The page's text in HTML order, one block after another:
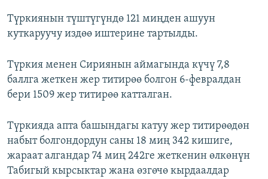
Түркиянын түштүгүндө 121 миңден ашуун
куткаруучу издөө иштерине тартылды.
Түркия менен Сириянын аймагында күчү 7,8
баллга жеткен жер титирөө болгон 6-февралдан
бери 1509 жер титирөө катталган.
Түркияда апта башындагы катуу жер титирөөдөн
набыт болгондордун саны 18 миң 342 кишиге,
жараат алгандар 74 миң 242ге жеткенин өлкөнүн
Табигый кырсыктар жана өзгөчө кырдаалдар